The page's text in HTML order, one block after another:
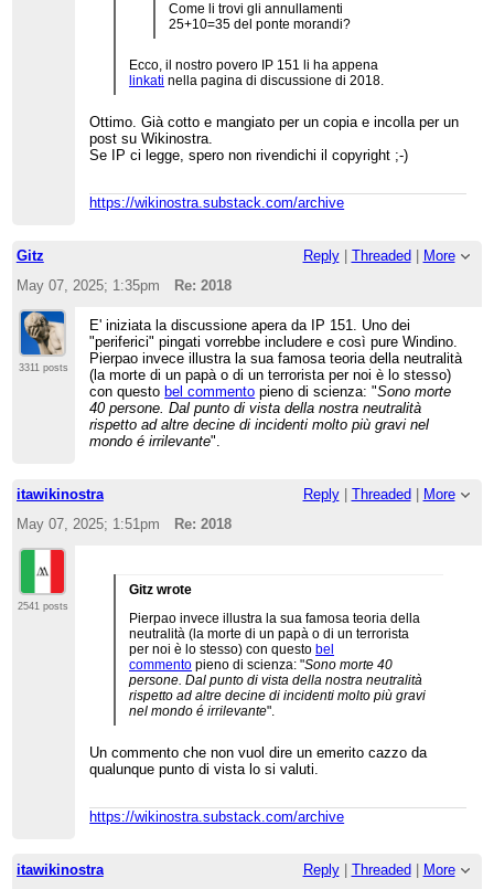
Come li trovi gli annullamenti
25+10=35 del ponte morandi?
Ecco, il nostro povero IP 151 li ha appena
linkati nella pagina di discussione di 2018.
Ottimo. Già cotto e mangiato per un copia e incolla per un
post su Wikinostra.
Se IP ci legge, spero non rivendichi il copyright ;-)
https://wikinostra.substack.com/archive
Gitz Reply| Threaded
More
May 07, 2025; 1:35pm
Re: 2018
3311 posts
E' iniziata la discussione apera da IP 151. Uno dei
"periferici" pingati vorrebbe includere e così pure Windino.
Pierpao invece illustra la sua famosa teoria della neutralità
(la morte di un papà o di un terrorista per noi è lo stesso)
con questo bel commento pieno di scienza: "Sono morte
40 persone. Dal punto di vista della nostra neutralità
rispetto ad altre decine di incidenti molto più gravi nel
mondo é irrilevante".
itawikinostra Reply| Threaded
More
May 07, 2025; 1:51pm
Re: 2018
2541 posts
Gitz wrote
Pierpao invece illustra la sua famosa teoria della
neutralità (la morte di un papà o di un terrorista
per noi è lo stesso) con questo bel
commento pieno di scienza: "Sono morte 40
persone. Dal punto di vista della nostra neutralità
rispetto ad altre decine di incidenti molto più gravi
nel mondo é irrilevante".
Un commento che non vuol dire un emerito cazzo da
qualunque punto di vista lo si valuti.
https://wikinostra.substack.com/archive
itawikinostra Reply| Threaded
More